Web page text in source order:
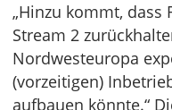
„Hinzu kommt, dass
Stream 2
Nordwesteuropa
(vorzeitigen)
aufbauen könnte.“